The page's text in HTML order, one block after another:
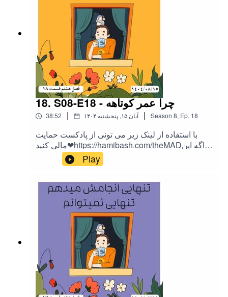
18. S08-E18 - چرا عمر کوتاهه
38:52 | ۱۴۰۴ آبان ۱۵, پنجشنبه | Season 8, Ep. 18
با استفاده از لینک زیر می تونی از پادکست حمایت
مالی کنید❤https://hamibash.com/theMADاگه این
اپیزود رو دوست داشتین به اشتراک بزارید،
ها اینجاست!
Play